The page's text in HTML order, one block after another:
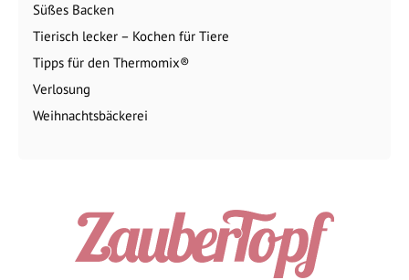
Süßes Backen
Tierisch lecker – Kochen für Tiere
Tipps für den Thermomix®
Verlosung
Weihnachtsbäckerei